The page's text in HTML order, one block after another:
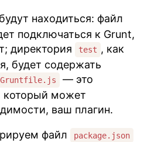
будут находиться: файл
подключаться к Grunt,
директория
test , как
будет содержать
Gruntfile.js
— это
который может
ваш плагин.
файл package.json